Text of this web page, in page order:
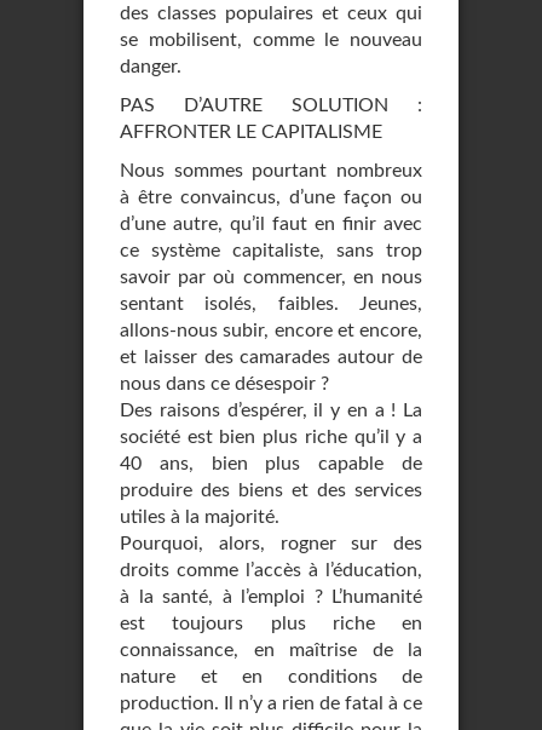
des classes populaires et ceux qui
se mobilisent, comme le nouveau
danger.
PAS D’AUTRE SOLUTION :
AFFRONTER LE CAPITALISME
Nous sommes pourtant nombreux
à être convaincus, d’une façon ou
d’une autre, qu’il faut en finir avec
ce système capitaliste, sans trop
savoir par où commencer, en nous
sentant isolés, faibles. Jeunes,
allons-nous subir, encore et encore,
et laisser des camarades autour de
nous dans ce désespoir ?
Des raisons d’espérer, il y en a ! La
société est bien plus riche qu’il y a
40 ans, bien plus capable de
produire des biens et des services
utiles à la majorité.
Pourquoi, alors, rogner sur des
droits comme l’accès à l’éducation,
à la santé, à l’emploi ? L’humanité
est toujours plus riche en
connaissance, en maîtrise de la
nature et en conditions de
production. Il n’y a rien de fatal à ce